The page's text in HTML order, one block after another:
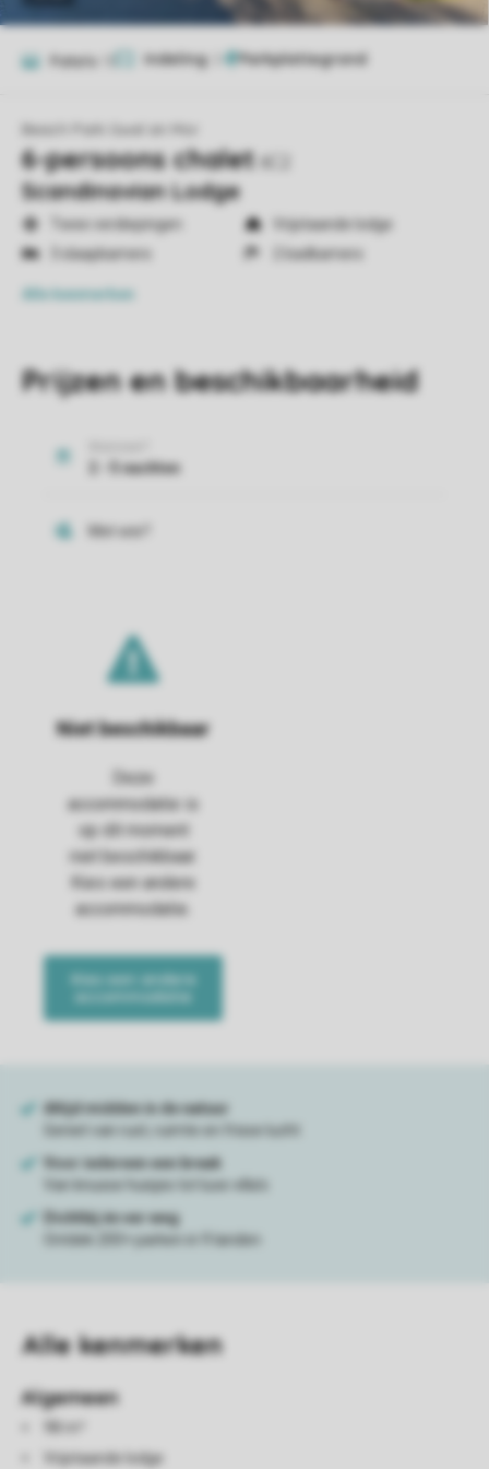
Foto's Indeling
Beach Park Gwel an Mor
6-persoons chalet
Scandinavian Lodge
Twee verdiepingen
Vrijstaande lodge
3 slaapkamers
2 badkamers
Alle kenmerken
Prijzen en beschikbaarheid
Allekenmerken
Algemeen
Vrijstaande lodge